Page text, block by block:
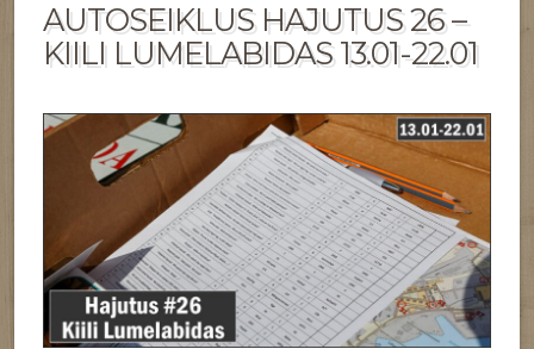
AUTOSEIKLUS HAJUTUS 26 –
KIILI LUMELABIDAS 13.01-22.01